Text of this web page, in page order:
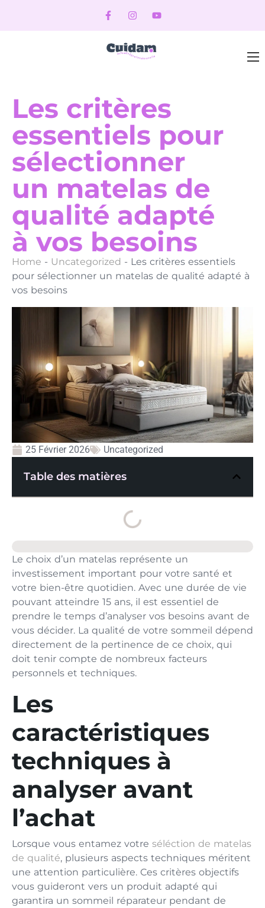
Les critères
essentiels pour
sélectionner
un matelas de
qualité adapté
à vos besoins
Home - Uncategorized - Les critères essentiels
pour sélectionner un matelas de qualité adapté à
vos besoins
25 Février 2026 Uncategorized
Table des matières
Le choix d’un matelas représente un
investissement important pour votre santé et
votre bien-être quotidien. Avec une durée de vie
pouvant atteindre 15 ans, il est essentiel de
prendre le temps d’analyser vos besoins avant de
vous décider. La qualité de votre sommeil dépend
directement de la pertinence de ce choix, qui
doit tenir compte de nombreux facteurs
personnels et techniques.
Les
caractéristiques
techniques à
analyser avant
l’achat
Lorsque vous entamez votre séléction de matelas
de qualité, plusieurs aspects techniques méritent
une attention particulière. Ces critères objectifs
vous guideront vers un produit adapté qui
garantira un sommeil réparateur pendant de